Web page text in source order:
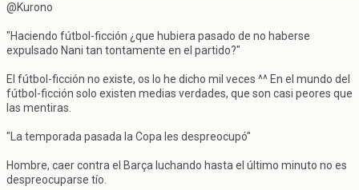
@Kurono
"Haciendo fútbol-ficción ¿que hubiera pasado de no haberse
expulsado Nani tan tontamente en el partido?"
El fútbol-ficción no existe, os lo he dicho mil veces ^^ En el mundo del
fútbol-ficción solo existen medias verdades, que son casi peores que
las mentiras.
"La temporada pasada la Copa les despreocupó"
Hombre, caer contra el Barça luchando hasta el último minuto no es
despreocuparse tío.